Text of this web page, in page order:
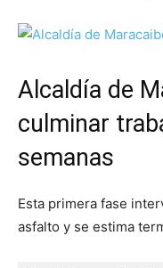
Alcaldía de
culminar
semanas
Esta primera fase
asfalto y se estima